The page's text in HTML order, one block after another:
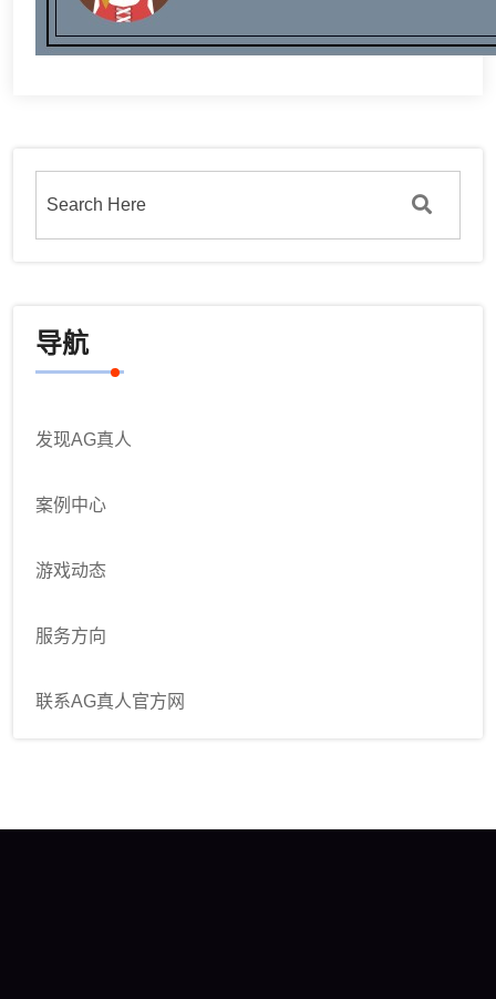
导航
发现AG真人
案例中心
游戏动态
服务方向
联系AG真人官方网